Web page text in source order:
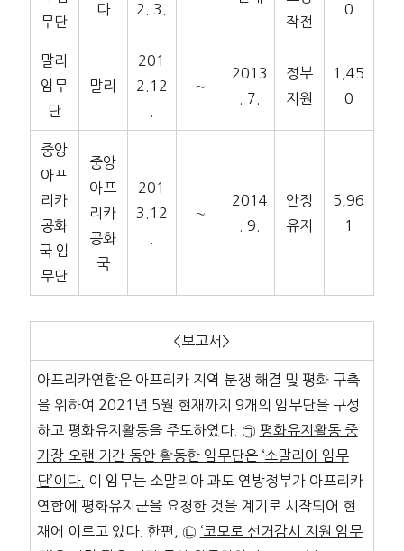
무단
다
2. 3.
작전
0
말리
임무
단
말리
201
2.12
∼
2013
. 7.
정부
지원
1,45
0
중앙
아프
리카
공화
국 임
무단
중앙
아프
리카
공화
국
201
3.12
∼
2014
. 9.
안정
유지
5,96
1
<보고서>
아프리카연합은 아프리카 지역 분쟁 해결 및 평화 구축
을 위하여 2021년 5월 현재까지 9개의 임무단을 구성
하고 평화유지활동을 주도하였다. ㉠ 평화유지활동 중
가장 오랜 기간 동안 활동한 임무단은 ‘소말리아 임무
단’이다.
이 임무는 소말리아 과도 연방정부가 아프리카
연합에 평화유지군을 요청한 것을 계기로 시작되어 현
재에 이르고 있다. 한편, ㉡ ‘코모로 선거감시 지원 임무